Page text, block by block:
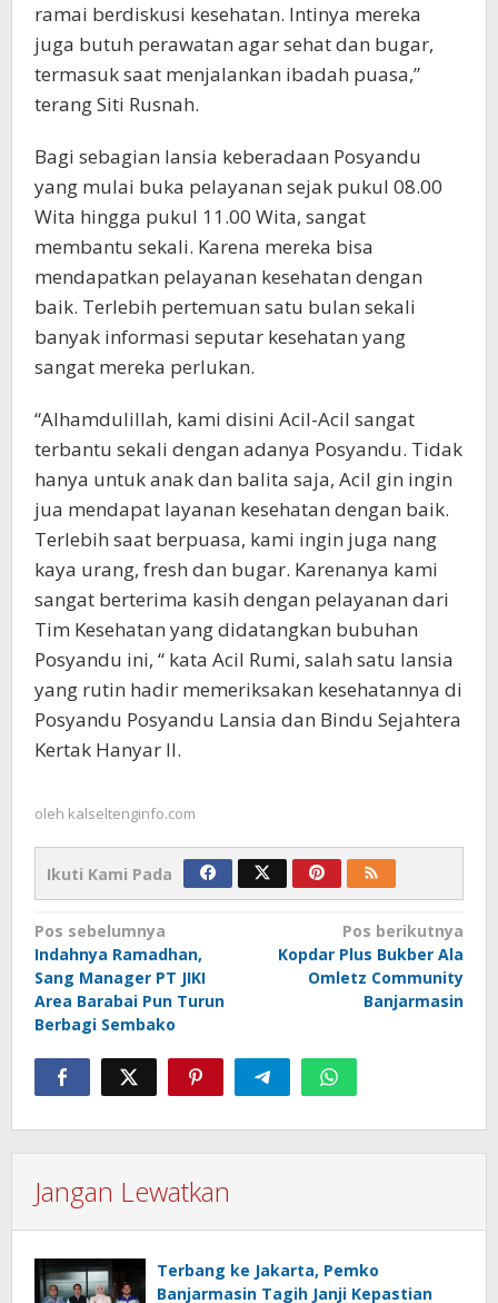
ramai berdiskusi kesehatan. Intinya mereka
juga butuh perawatan agar sehat dan bugar,
termasuk saat menjalankan ibadah puasa,”
terang Siti Rusnah.
Bagi sebagian lansia keberadaan Posyandu
yang mulai buka pelayanan sejak pukul 08.00
Wita hingga pukul 11.00 Wita, sangat
membantu sekali. Karena mereka bisa
mendapatkan pelayanan kesehatan dengan
baik. Terlebih pertemuan satu bulan sekali
banyak informasi seputar kesehatan yang
sangat mereka perlukan.
“Alhamdulillah, kami disini Acil-Acil sangat
terbantu sekali dengan adanya Posyandu. Tidak
hanya untuk anak dan balita saja, Acil gin ingin
jua mendapat layanan kesehatan dengan baik.
Terlebih saat berpuasa, kami ingin juga nang
kaya urang, fresh dan bugar. Karenanya kami
sangat berterima kasih dengan pelayanan dari
Tim Kesehatan yang didatangkan bubuhan
Posyandu ini, “ kata Acil Rumi, salah satu lansia
yang rutin hadir memeriksakan kesehatannya di
Posyandu Posyandu Lansia dan Bindu Sejahtera
Kertak Hanyar II.
oleh kalseltenginfo.com
Ikuti Kami Pada
Navigasi
pos
Pos sebelumnya
Indahnya Ramadhan,
Sang Manager PT JIKI
Area Barabai Pun Turun
Berbagi Sembako
Pos berikutnya
Kopdar Plus Bukber Ala
Omletz Community
Banjarmasin
Jangan Lewatkan
Terbang ke Jakarta, Pemko
Banjarmasin Tagih Janji Kepastian